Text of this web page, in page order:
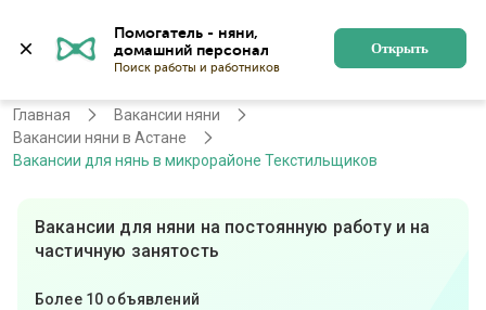
Помогатель - няни,
Поиск работы и работников
Открыть
Астана Регистрация
Главная
Вакансии няни
Вакансии няни в Астане
Вакансии для нянь в микрорайоне Текстильщиков
Вакансии для няни на постоянную работу и на
частичную занятость
Более 10 объявлений